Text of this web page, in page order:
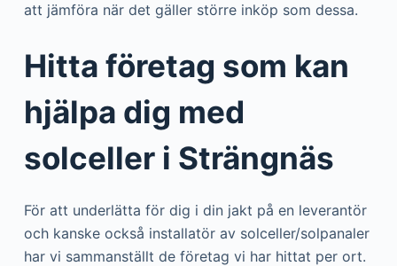
att jämföra när det gäller större inköp som dessa.
Hitta företag som kan
hjälpa dig med
solceller i Strängnäs
För att underlätta för dig i din jakt på en leverantör
och kanske också installatör av solceller/solpanaler
har vi sammanställt de företag vi har hittat per ort.